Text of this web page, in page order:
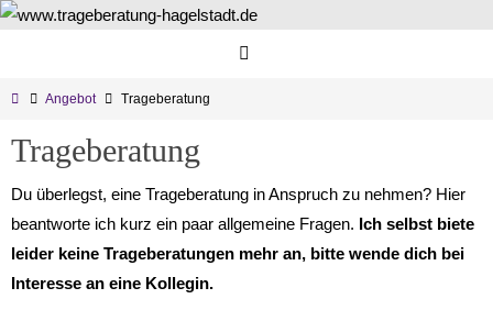
Zum
StartAngebot Trageberatung
Trageberatung
Du überlegst, eine Trageberatung in Anspruch zu nehmen? Hier
beantworte ich kurz ein paar allgemeine Fragen. Ich selbst biete
leider keine Trageberatungen mehr an, bitte wende dich bei
Interesse an eine Kollegin.